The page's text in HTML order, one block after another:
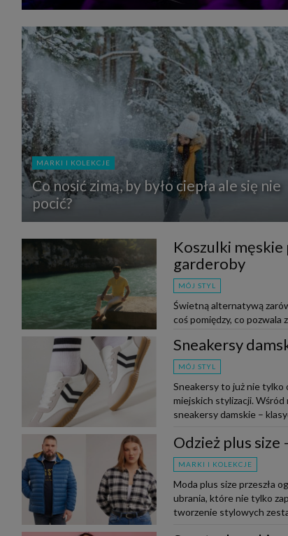
MARKI I KOLEKCJE
Co nosić zimą, by było ciepła ale się nie
pocić?
Koszulki męskie
garderoby
MÓJ STYL
Świetną alternatywą
coś pomiędzy, co
Sneakersy
MÓJ STYL
Sneakersy to już nie
miejskich stylizacji. Wśród
sneakersy damskie –
Odzież plus size
MARKI I KOLEKCJE
Moda plus size przeszła
ubrania, które nie tylko
tworzenie stylowych